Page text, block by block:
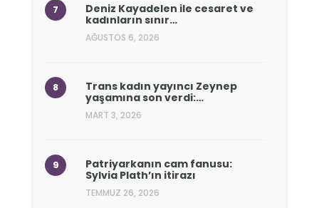
Deniz Kayadelen ile cesaret ve
kadınların sınır…
AĞUSTOS 6, 2026
Trans kadın yayıncı Zeynep
yaşamına son verdi:…
MART 3, 2026
Patriyarkanın cam fanusu:
Sylvia Plath’ın itirazı
TEMMUZ 26, 2026